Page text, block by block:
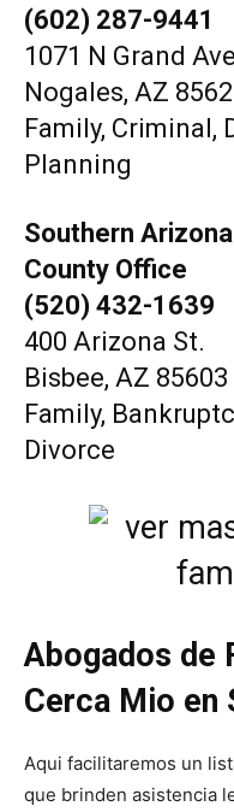
(602) 287-9441
1071 N Grand
Nogales, AZ
Family, Criminal,
Planning
Southern
County Office
(520) 432-1639
400 Arizona St.
Bisbee, AZ 85603
Family,
Divorce
Abogados de
Cerca Mio en
Aqui facilitaremos un
que brinden asistencia